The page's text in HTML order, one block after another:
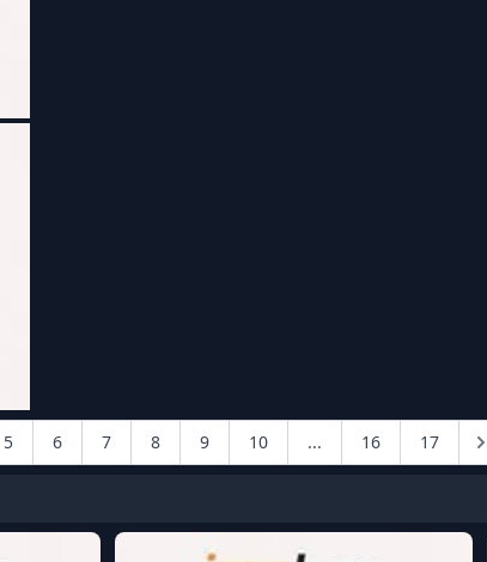
5 6 7 8 9 10 ... 16 17